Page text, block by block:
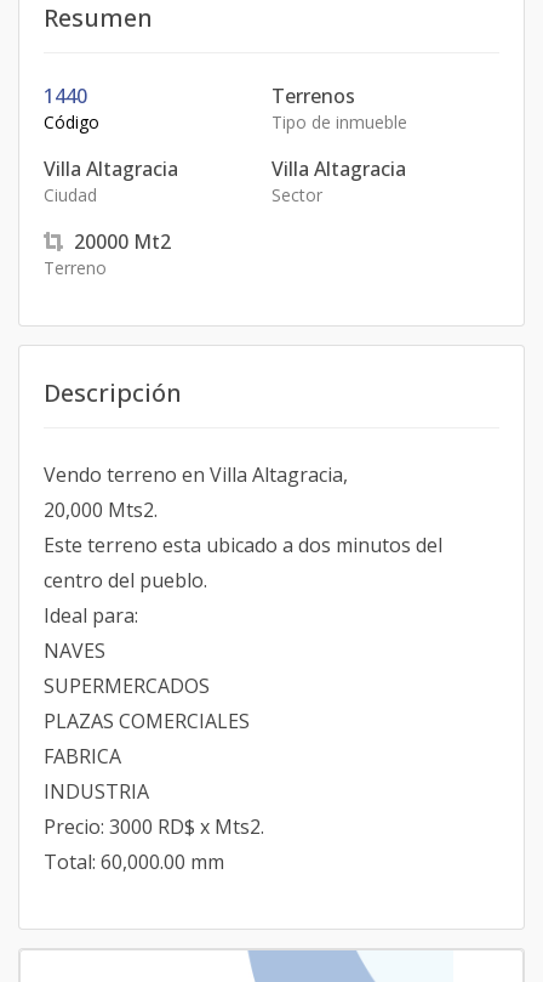
Resumen
1440
Código
Terrenos
Tipo de inmueble
Villa Altagracia
Ciudad
Villa Altagracia
Sector
20000 Mt2
Terreno
Descripción
Vendo terreno en Villa Altagracia,
20,000 Mts2.
Este terreno esta ubicado a dos minutos del
centro del pueblo.
Ideal para:
NAVES
SUPERMERCADOS
PLAZAS COMERCIALES
FABRICA
INDUSTRIA
Precio: 3000 RD$ x Mts2.
Total: 60,000.00 mm